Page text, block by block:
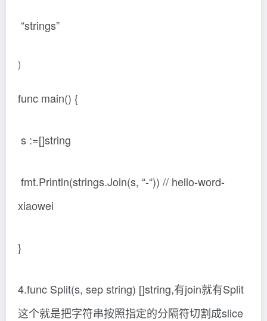
“strings”
)
func main() {
s :=[]string
fmt.Println(strings.Join(s, “-“)) // hello-word-
xiaowei
}
4.func Split(s, sep string) []string,有join就有Split
这个就是把字符串按照指定的分隔符切割成slice